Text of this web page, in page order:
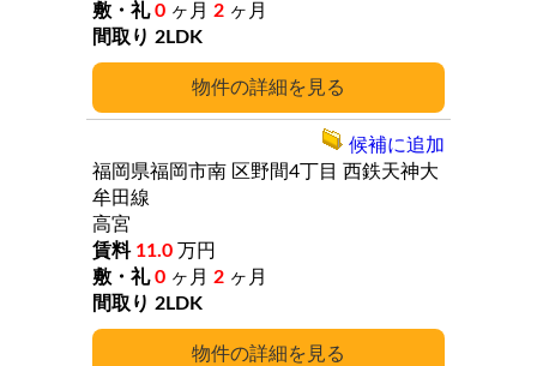
詳細
0 ヶ月 2 ヶ月
2LDK
詳細
福岡県福岡市南 区野間4丁目 西鉄天神大
牟田線
高宮
11.0 万円
0 ヶ月 2 ヶ月
2LDK
候補に追加